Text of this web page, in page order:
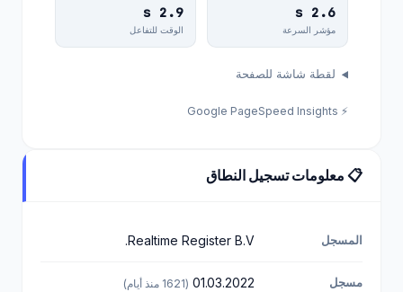
2.6 s
مؤشر السرعة
2.9 s
الوقت للتفاعل
لقطة شاشة للصفحة
⚡ Google PageSpeed Insights
📋 معلومات تسجيل النطاق
المسجل Realtime Register B.V.
مسجل 01.03.2022 (1621 منذ أيام)